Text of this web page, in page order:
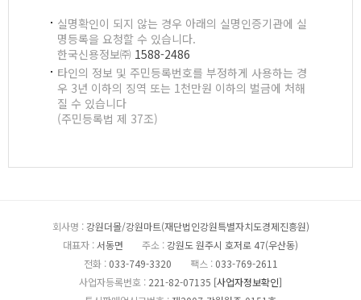
실명확인이 되지 않는 경우 아래의 실명인증기관에 실
명등록을 요청할 수 있습니다.
한국신용정보㈜ 1588-2486
타인의 정보 및 주민등록번호를 부정하게 사용하는 경
우 3년 이하의 징역 또는 1천만원 이하의 벌금에 처해
질 수 있습니다
(주민등록법 제 37조)
회사명 : 강원더몰/강원마트(재단법인강원특별자치도경제진흥원)
대표자 :서동면 주소 :강원도 원주시 호저로 47(우산동)
전화 : 033-749-3320 팩스 : 033-769-2611
사업자등록번호 : 221-82-07135 [사업자정보확인]